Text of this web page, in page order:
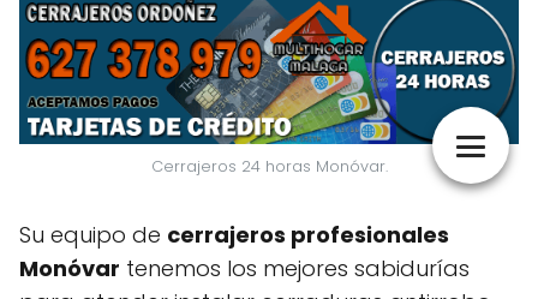
Cerrajeros 24 horas Monóvar.
Su equipo de cerrajeros profesionales
Monóvar tenemos los mejores sabidurías